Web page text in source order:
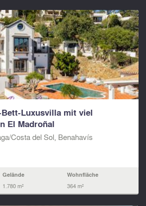
Luxusvilla mit viel
El Madroñal
Costa del Sol, Benahavís
Gelände
1.780 m²
Wohnfläche
364 m²